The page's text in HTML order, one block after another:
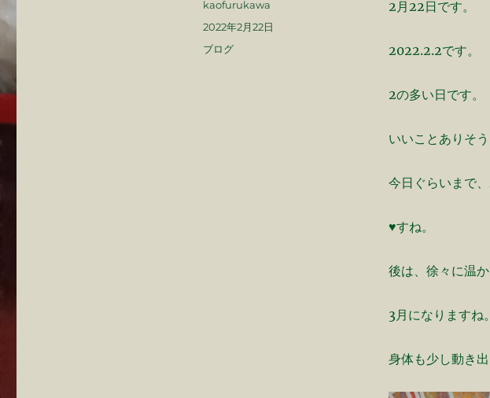
2月22日です。
2022.2.2です。
2の多い日です。
いいことありそう
今日ぐらいまで
♥️すね。
後は、徐々に温か
3月になりますね。
身体も少し動き出
投
稿
kaofurukawa
投
稿
2022年2月22日
カ
ブログ